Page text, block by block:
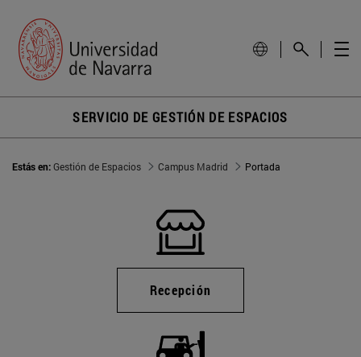
SERVICIO DE GESTIÓN DE ESPACIOS
Estás en:Gestión de Espacios Campus Madrid Portada
Recepción